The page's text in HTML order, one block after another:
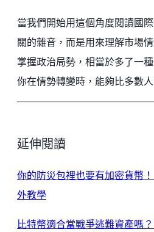
當我們開始用這個角度閱讀國
關的雜音，而是用來理解市場
掌握政治局勢，相當於多了一
你在情勢轉變時，能夠比多數
延伸閱讀
你的防災包裡也要有加密貨幣
外教學
比特幣適合當戰爭逃難資產嗎